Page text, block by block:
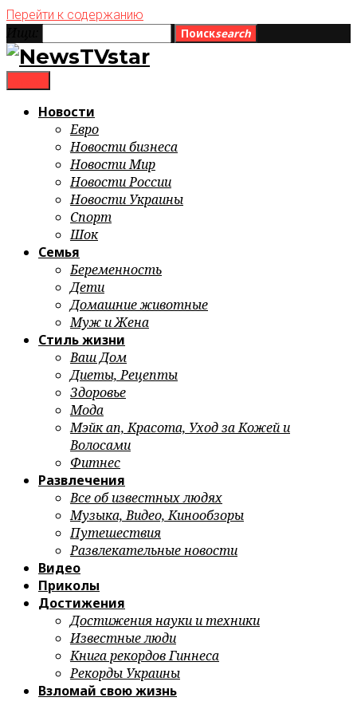
Перейти к содержанию
Поискsearch
Новости
Евро
Новости бизнеса
Новости Мир
Новости России
Новости Украины
Спорт
Шок
Семья
Беременность
Дети
Домашние животные
Муж и Жена
Стиль жизни
Ваш Дом
Диеты, Рецепты
Здоровье
Мода
Мэйк ап, Красота, Уход за Кожей и
Волосами
Фитнес
Развлечения
Все об известных людях
Музыка, Видео, Кинообзоры
Путешествия
Развлекательные новости
Видео
Приколы
Достижения
Достижения науки и техники
Известные люди
Книга рекордов Гиннеса
Рекорды Украины
Взломай свою жизнь